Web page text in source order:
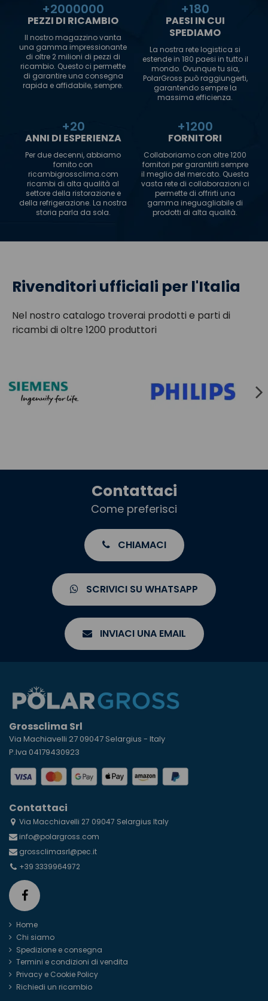
+2000000
PEZZI DI RICAMBIO
Il nostro magazzino vanta
una gamma impressionante
di oltre 2 milioni di pezzi di
ricambio. Questo ci permette
di garantire una consegna
rapida e affidabile, sempre.
+180
PAESI IN CUI
SPEDIAMO
La nostra rete logistica si
estende in 180 paesi in tutto il
mondo. Ovunque tu sia,
PolarGross può raggiungerti,
garantendo sempre la
massima efficienza.
+20
ANNI DI ESPERIENZA
Per due decenni, abbiamo
fornito con
ricambigrossclima.com
ricambi di alta qualità al
settore della ristorazione e
della refrigerazione. La nostra
storia parla da sola.
+1200
FORNITORI
Collaboriamo con oltre 1200
fornitori per garantirti sempre
il meglio del mercato. Questa
vasta rete di collaborazioni ci
permette di offrirti una
gamma ineguagliabile di
prodotti di alta qualità.
Rivenditori ufficiali per l'Italia
Nel nostro catalogo troverai prodotti e parti di
ricambi di oltre 1200 produttori
Contattaci
Come preferisci
CHIAMACI
SCRIVICI SU WHATSAPP
INVIACI UNA EMAIL
Grossclima Srl
Via Machiavelli 27 09047 Selargius - Italy
P.Iva 04179430923
Contattaci
Via Macchiavelli 27 09047 Selargius Italy
info@polargross.com
grossclimasrl@pec.it
+39 3339964972
Home
Chi siamo
Spedizione e consegna
Termini e condizioni di vendita
Privacy e Cookie Policy
Richiedi un ricambio